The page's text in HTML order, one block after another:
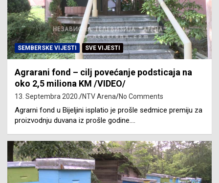
SEMBERSKE VIJESTI SVE VIJESTI
Agrarani fond – cilj povećanje podsticaja na
oko 2,5 miliona KM /VIDEO/
13. Septembra 2020. NTV Arena No Comments
Agrarni fond u Bijeljini isplatio je prošle sedmice premiju za
proizvodnju duvana iz prošle godine.…